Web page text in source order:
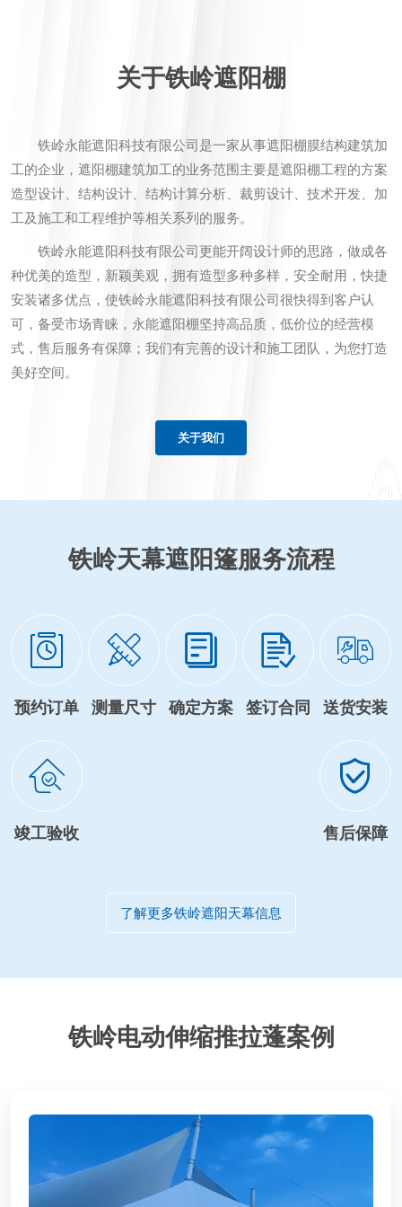
关于铁岭遮阳棚
铁岭永能遮阳科技有限公司是一家从事遮阳棚膜结构建筑加
工的企业，遮阳棚建筑加工的业务范围主要是遮阳棚工程的方案
造型设计、结构设计、结构计算分析、裁剪设计、技术开发、加
工及施工和工程维护等相关系列的服务。
铁岭永能遮阳科技有限公司更能开阔设计师的思路，做成各
种优美的造型，新颖美观，拥有造型多种多样，安全耐用，快捷
安装诸多优点，使铁岭永能遮阳科技有限公司很快得到客户认
可，备受市场青睐，永能遮阳棚坚持高品质，低价位的经营模
式，售后服务有保障；我们有完善的设计和施工团队，为您打造
美好空间。
关于我们
铁岭天幕遮阳篷服务流程
预约订单 测量尺寸 确定方案 签订合同 送货安装
竣工验收 售后保障
了解更多铁岭遮阳天幕信息
铁岭电动伸缩推拉蓬案例